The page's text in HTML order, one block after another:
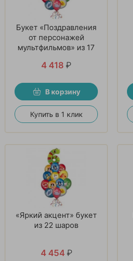
Букет «Поздравления
от персонажей
мультфильмов» из 17
4 418 ₽
В корзину
Купить в 1 клик
«Яркий акцент» букет
из 22 шаров
4 454 ₽